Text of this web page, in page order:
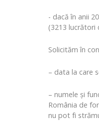
- dacă în anii
(3213 lucrători
Solicităm în
– data la care
– numele și
România de
nu pot fi